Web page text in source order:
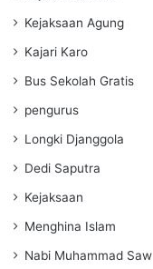
Kejaksaan Agung
Kajari Karo
Bus Sekolah Gratis
pengurus
Longki Djanggola
Dedi Saputra
Kejaksaan
Menghina Islam
Nabi Muhammad Saw